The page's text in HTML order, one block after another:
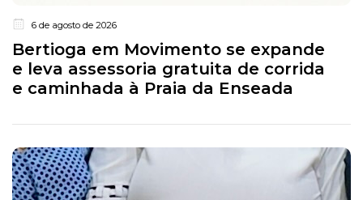
6 de agosto de 2026
Bertioga em Movimento se expande
e leva assessoria gratuita de corrida
e caminhada à Praia da Enseada